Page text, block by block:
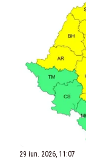
29 iun. 2026, 11:07